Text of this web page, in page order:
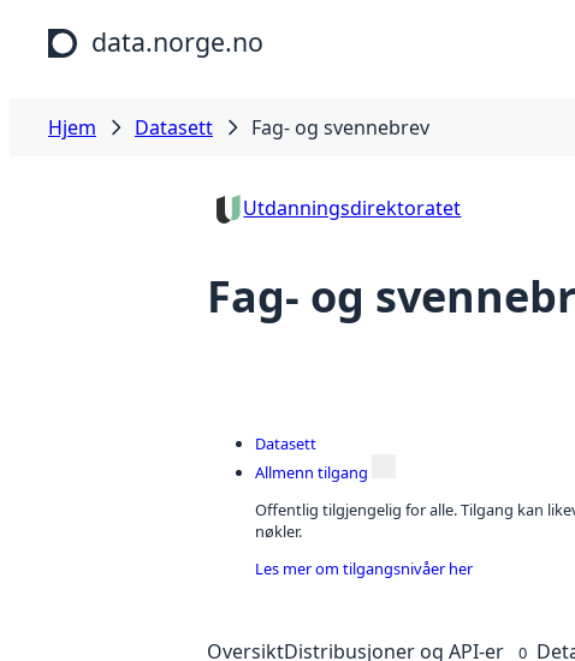
Hopp til hovedinnhold
data.norge.no
Hjem Datasett Fag- og svennebrev
Utdanningsdirektoratet
Fag- og
Datasett
Allmenn tilgang
Offentlig tilgjengelig for alle. Tilgang kan
nøkler.
Les mer om tilgangsnivåer her
OversiktDistribusjoner og API-er 0